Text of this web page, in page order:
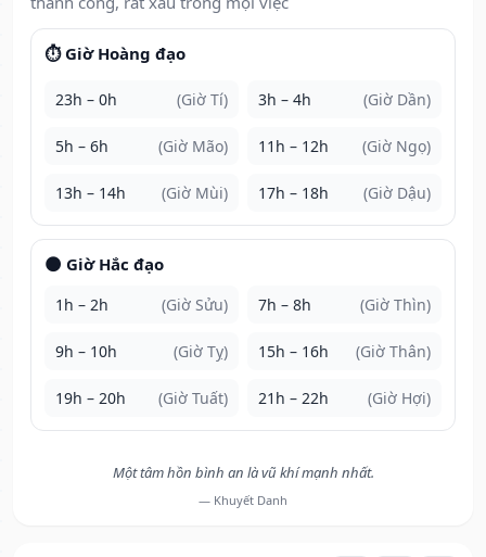
⏱️ Giờ Hoàng đạo
23h – 0h (Giờ Tí) 3h – 4h (Giờ Dần)
5h – 6h (Giờ Mão) 11h – 12h (Giờ Ngọ)
13h – 14h (Giờ Mùi) 17h – 18h (Giờ Dậu)
🌑 Giờ Hắc đạo
1h – 2h (Giờ Sửu) 7h – 8h (Giờ Thìn)
9h – 10h (Giờ Tỵ) 15h – 16h (Giờ Thân)
19h – 20h (Giờ Tuất) 21h – 22h (Giờ Hợi)
Một tâm hồn bình an là vũ khí mạnh nhất.
— Khuyết Danh